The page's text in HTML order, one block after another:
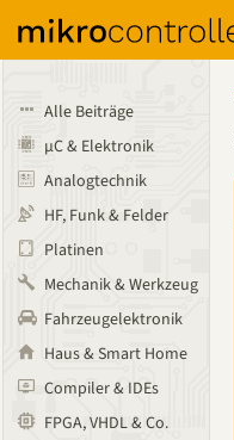
Alle Beiträge
µC & Elektronik
Analogtechnik
HF, Funk & Felder
Platinen
Mechanik & Werkzeug
Fahrzeugelektronik
Haus & Smart Home
Compiler & IDEs
FPGA, VHDL & Co.